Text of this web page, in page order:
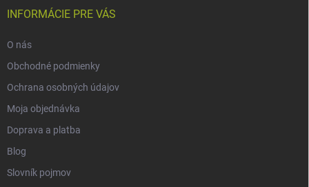
INFORMÁCIE PRE VÁS
O nás
Obchodné podmienky
Ochrana osobných údajov
Moja objednávka
Doprava a platba
Blog
Slovník pojmov